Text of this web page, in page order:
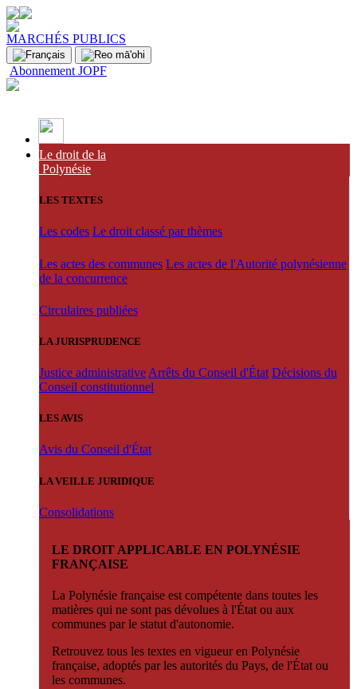
MARCHÉS PUBLICS
Abonnement JOPF
Le droit de la
Polynésie
LES TEXTES
Les codes Le droit classé par thèmes
Les actes des communes Les actes de l'Autorité polynésienne
de la concurrence
Circulaires publiées
LA JURISPRUDENCE
Justice administrative Arrêts du Conseil d'État Décisions du
Conseil constitutionnel
LES AVIS
Avis du Conseil d'État
LA VEILLE JURIDIQUE
Consolidations
LE DROIT APPLICABLE EN POLYNÉSIE
FRANÇAISE
La Polynésie française est compétente dans toutes les
matières qui ne sont pas dévolues à l'État ou aux
communes par le statut d'autonomie.
Retrouvez tous les textes en vigueur en Polynésie
française, adoptés par les autorités du Pays, de l'État ou
les communes.